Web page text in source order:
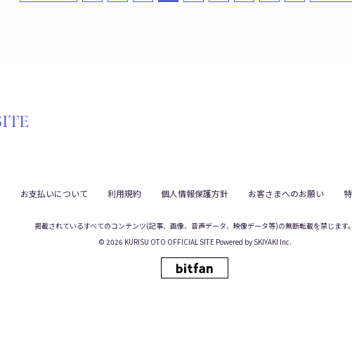
お支払いについて 利用規約 個人情報保護方針 お客さまへのお願い
掲載されているすべてのコンテンツ(記事、画像、音声データ、映像データ等)の無断転載を禁じます
© 2026 KURISU OTO OFFICIAL SITE Powered by SKIYAKI Inc.